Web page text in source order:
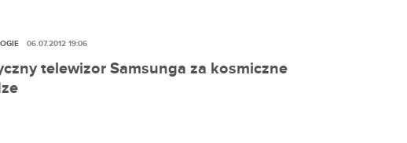
szczególnie piękne solo gitarowe, bo przecież szkoda by
poświęcić cząstkę, z i tak niedługiego, życia baterii
telewizor Samsunga za kosmiczne
06.07.2012 19:06